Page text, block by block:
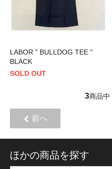
LABOR " BULLDOG TEE "
BLACK
SOLD OUT
3商品中
前へ
ほかの商品を探す